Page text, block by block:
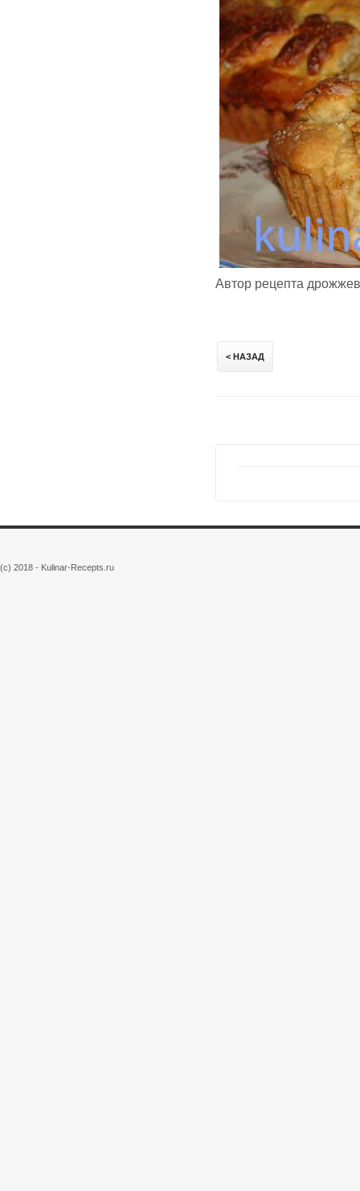
Автор рецепта
< НАЗАД
(c) 2018 - Kulinar-Recepts.ru